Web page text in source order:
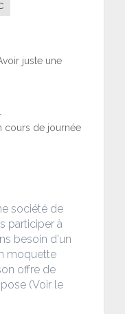
juste une
cours de journée
société de
participer à
besoin d'un
moquette
offre de
(Voir le